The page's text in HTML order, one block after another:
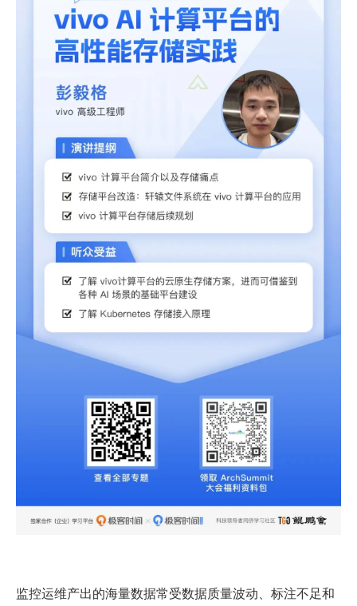
监控运维产出的海量数据常受数据质量波动、标注不足和